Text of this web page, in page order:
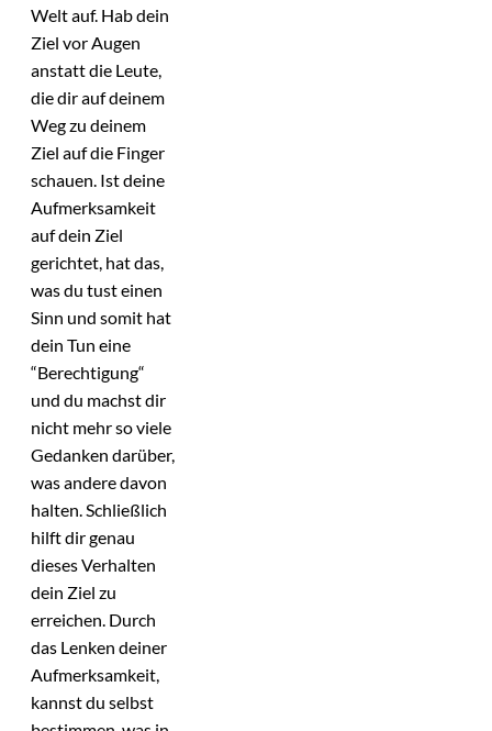
Welt auf. Hab dein
Ziel vor Augen
anstatt die Leute,
die dir auf deinem
Weg zu deinem
Ziel auf die Finger
schauen. Ist deine
Aufmerksamkeit
auf dein Ziel
gerichtet, hat das,
was du tust einen
Sinn und somit hat
dein Tun eine
“Berechtigung“
und du machst dir
nicht mehr so viele
Gedanken darüber,
was andere davon
halten. Schließlich
hilft dir genau
dieses Verhalten
dein Ziel zu
erreichen. Durch
das Lenken deiner
Aufmerksamkeit,
kannst du selbst